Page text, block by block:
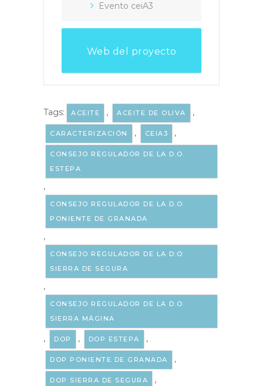
Evento ceiA3
Web del proyecto
Tags: ACEITE , ACEITE DE OLIVA ,
CARACTERIZACIÓN , CEIA3 ,
CONSEJO REGULADOR DE LA D.O.
ESTEPA
,
CONSEJO REGULADOR DE LA D.O.
PONIENTE DE GRANADA
,
CONSEJO REGULADOR DE LA D.O.
SIERRA DE SEGURA
,
CONSEJO REGULADOR DE LA D.O.
SIERRA MÁGINA
, DOP , DOP ESTEPA ,
DOP PONIENTE DE GRANADA ,
DOP SIERRA DE SEGURA ,